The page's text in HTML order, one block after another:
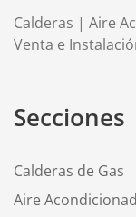
Calderas | Aire
Venta e
Secciones
Calderas de Gas
Aire